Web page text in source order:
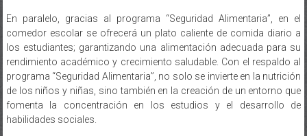
En paralelo, gracias al programa “Seguridad Alimentaria”, en el
comedor escolar se ofrecerá un plato caliente de comida diario a
los estudiantes; garantizando una alimentación adecuada para su
rendimiento académico y crecimiento saludable. Con el respaldo al
programa “Seguridad Alimentaria”, no solo se invierte en la nutrición
de los niños y niñas, sino también en la creación de un entorno que
fomenta la concentración en los estudios y el desarrollo de
habilidades sociales.